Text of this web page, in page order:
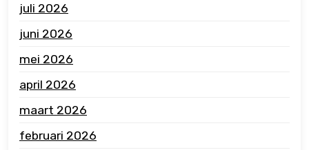
juli 2026
juni 2026
mei 2026
april 2026
maart 2026
februari 2026